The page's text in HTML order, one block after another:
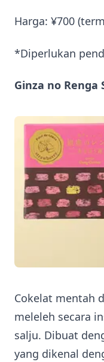
Harga: ¥700
*Diperlukan
Ginza no
Cokelat mentah
meleleh secara
salju. Dibuat
yang dikenal